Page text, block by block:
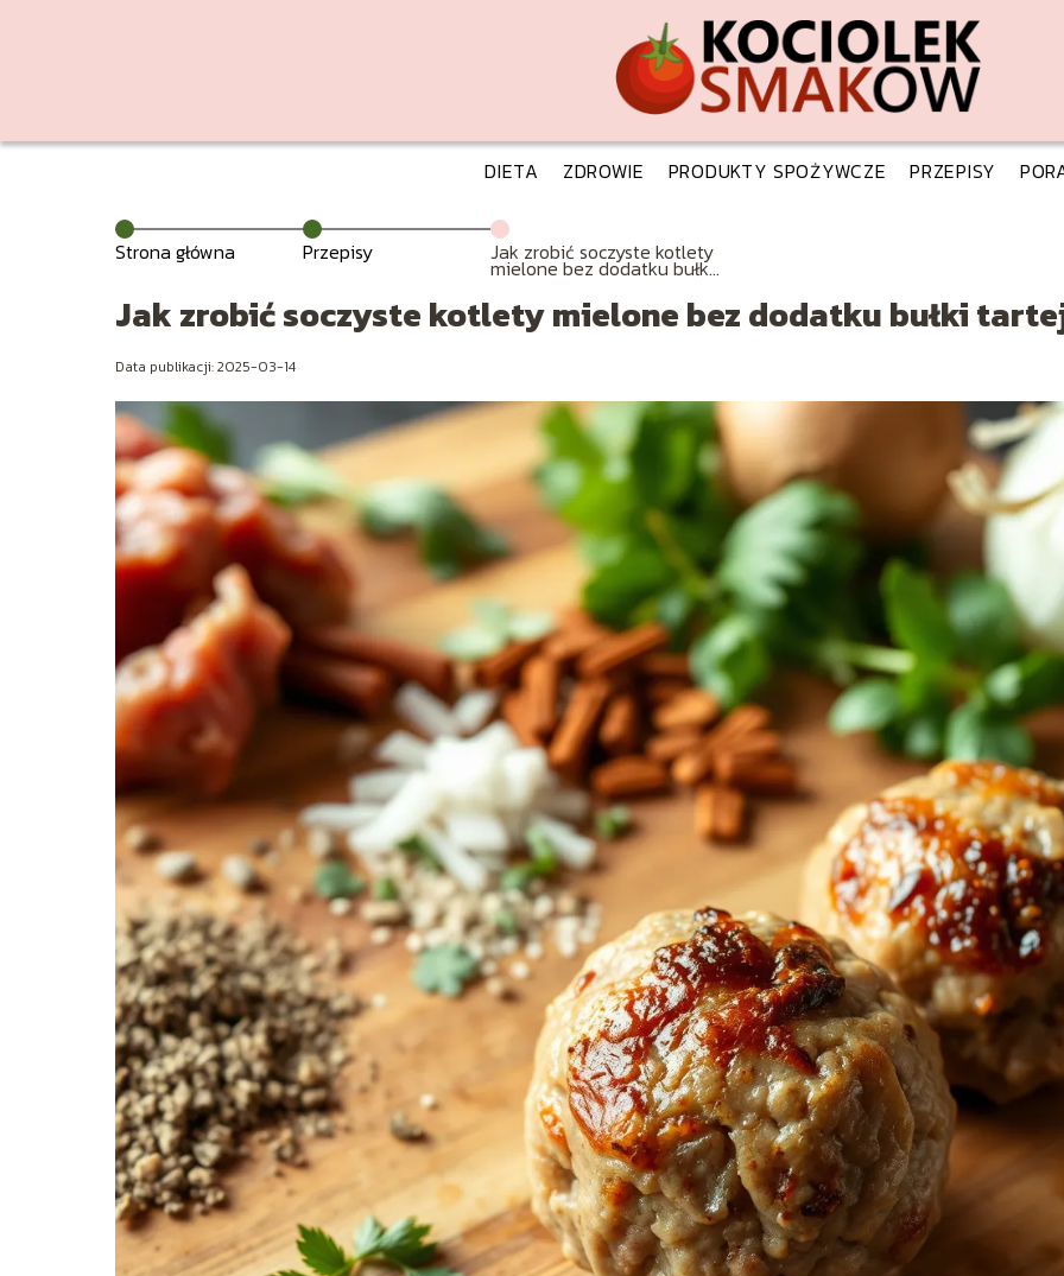
DIETA ZDROWIE PRODUKTY SPOŻYWCZE PRZEPISY
Strona główna Przepisy Jak zrobić soczyste kotlety
mielone bez dodatku bułki
tartej?
Jak zrobić soczyste kotlety mielone bez dodatku bułki
Data publikacji: 2025-03-14